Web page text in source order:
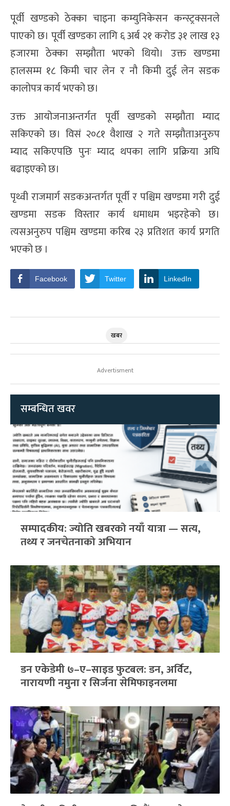
पूर्वी खण्डको ठेक्का चाइना कम्युनिकेसन कन्स्ट्रक्सनले
पाएको छ। पूर्वी खण्डका लागि ६ अर्ब २१ करोड ३१ लाख १३
हजारमा ठेक्का सम्झौता भएको थियो। उक्त खण्डमा
हालसम्म १८ किमी चार लेन र नौ किमी दुई लेन सडक
कालोपत्र कार्य भएको छ।
उक्त आयोजनाअन्तर्गत पूर्वी खण्डको सम्झौता म्याद
सकिएको छ। विसं २०८१ वैशाख २ गते सम्झौताअनुरुप
म्याद सकिएपछि पुनः म्याद थपका लागि प्रक्रिया अघि
बढाइएको छ।
पृथ्वी राजमार्ग सडकअन्तर्गत पूर्वी र पश्चिम खण्डमा गरी दुई
खण्डमा सडक विस्तार कार्य धमाधम भइरहेको छ।
त्यसअनुरुप पश्चिम खण्डमा करिब २३ प्रतिशत कार्य प्रगति
भएको छ ।
Facebook Twitter LinkedIn
खबर
Advertisment
सम्बन्धित खवर
सम्पादकीय: ज्योति खबरको नयाँ यात्रा — सत्य,
तथ्य र जनचेतनाको अभियान
डन एकेडेमी ७–ए–साइड फुटबल: डन, अर्विट,
नारायणी नमुना र सिर्जना सेमिफाइनलमा